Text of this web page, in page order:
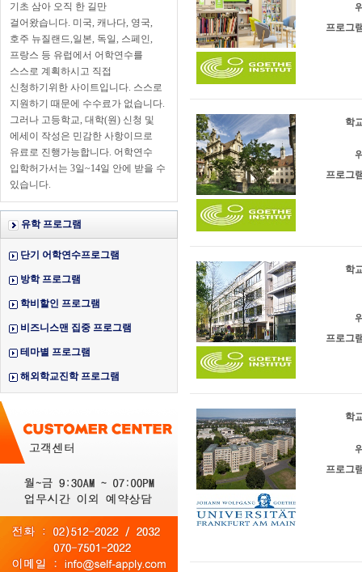
기초 삼아 오직 한 길만
걸어왔습니다. 미국, 캐나다, 영국,
호주 뉴질랜드,일본, 독일, 스페인,
프랑스 등 유럽에서 어학연수를
스스로 계획하시고 직접
신청하기위한 사이트입니다. 스스로
지원하기 때문에 수수료가 없습니다.
그러나 고등학교, 대학(원) 신청 및
에세이 작성은 민감한 사항이므로
유료로 진행가능합니다. 어학연수
입학허가서는 3일~14일 안에 받을 수
있습니다.
유학 프로그램
단기 어학연수프로그램
방학 프로그램
학비할인 프로그램
비즈니스맨 집중 프로그램
테마별 프로그램
해외학교진학 프로그램
프로그
학
프로그
학
프로그
학
프로그